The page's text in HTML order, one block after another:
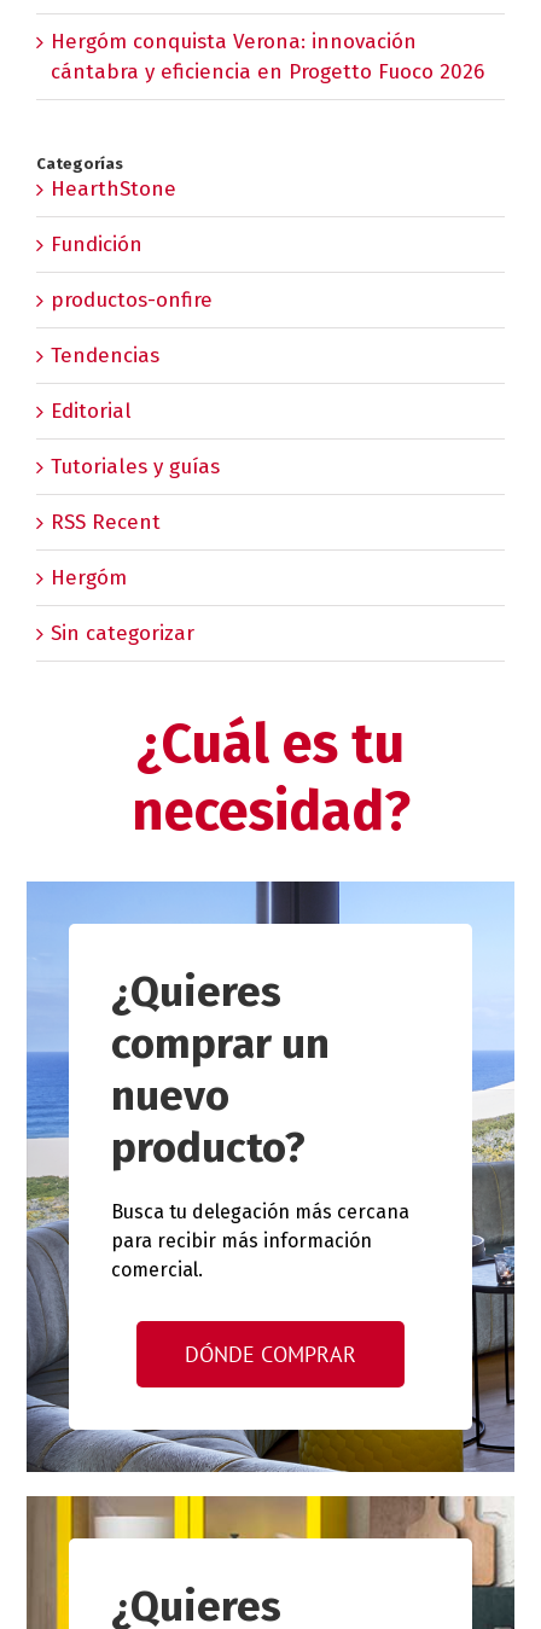
Hergóm conquista Verona: innovación
cántabra y eficiencia en Progetto Fuoco 2026
Categorías
HearthStone
Fundición
productos-onfire
Tendencias
Editorial
Tutoriales y guías
RSS Recent
Hergóm
Sin categorizar
¿Cuál es tu
necesidad?
¿Quieres
comprar un
nuevo
producto?
Busca tu delegación más cercana
para recibir más información
comercial.
DÓNDE COMPRAR
¿Quieres